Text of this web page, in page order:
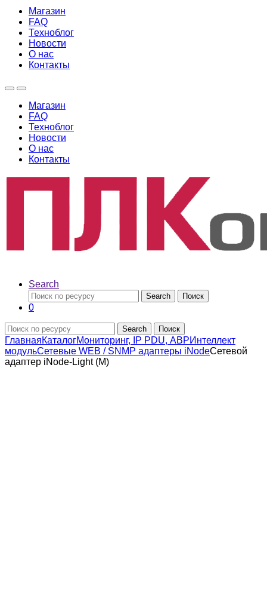
Магазин
FAQ
Техноблог
Новости
О нас
Контакты
Магазин
FAQ
Техноблог
Новости
О нас
Контакты
Search
Search Поиск
0
Search Поиск
ГлавнаяКаталогМониторинг, IP PDU, АВРИнтеллект
модульСетевые WEB / SNMP адаптеры iNodeСетевой
адаптер iNode-Light (M)